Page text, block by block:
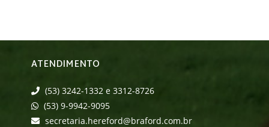
ATENDIMENTO
(53) 3242-1332 e 3312-8726
(53) 9-9942-9095
secretaria.hereford@braford.com.br